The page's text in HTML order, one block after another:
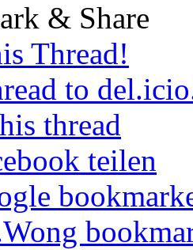
& Share
Thread!
to
thread
teilen